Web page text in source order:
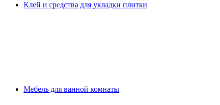
Клей и средства для укладки плитки
Мебель для ванной комнаты